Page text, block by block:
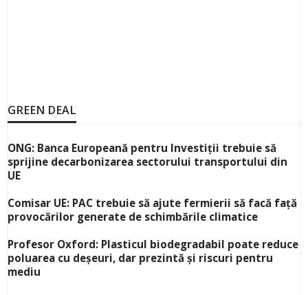
GREEN DEAL
ONG: Banca Europeană pentru Investiții trebuie să
sprijine decarbonizarea sectorului transportului din
UE
Comisar UE: PAC trebuie să ajute fermierii să facă față
provocărilor generate de schimbările climatice
Profesor Oxford: Plasticul biodegradabil poate reduce
poluarea cu deșeuri, dar prezintă și riscuri pentru
mediu